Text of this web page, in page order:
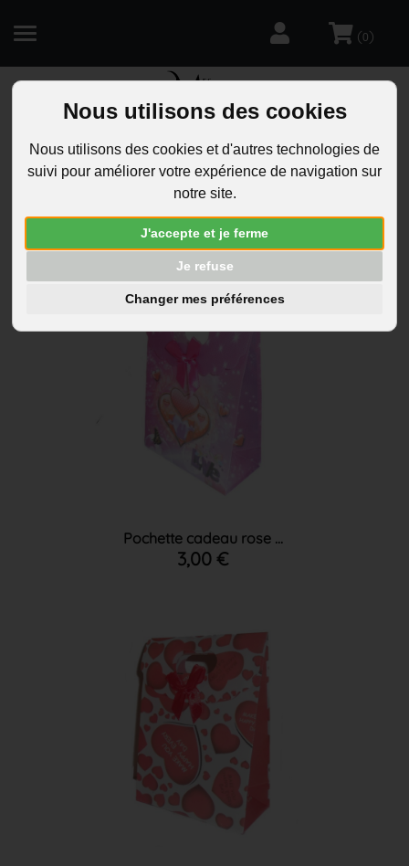
Nous utilisons des cookies
Nous utilisons des cookies et d'autres technologies de
suivi pour améliorer votre expérience de navigation sur
notre site.
J'accepte et je ferme
Je refuse
Changer mes préférences
(0)
Pochette cadeau
Pochette cadeau
Tri
Pochette cadeau rose ...
3,00 €